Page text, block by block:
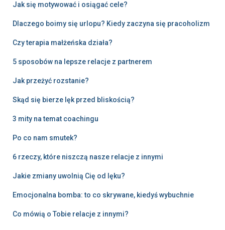
Jak się motywować i osiągać cele?
Dlaczego boimy się urlopu? Kiedy zaczyna się pracoholizm
Czy terapia małżeńska działa?
5 sposobów na lepsze relacje z partnerem
Jak przeżyć rozstanie?
Skąd się bierze lęk przed bliskością?
3 mity na temat coachingu
Po co nam smutek?
6 rzeczy, które niszczą nasze relacje z innymi
Jakie zmiany uwolnią Cię od lęku?
Emocjonalna bomba: to co skrywane, kiedyś wybuchnie
Co mówią o Tobie relacje z innymi?